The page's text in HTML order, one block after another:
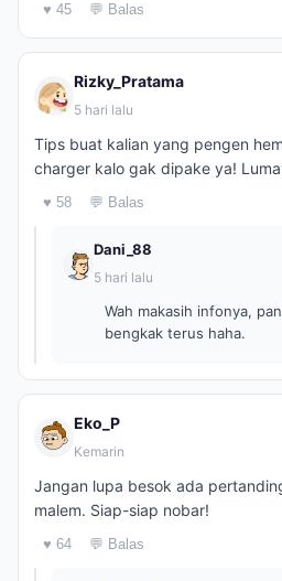
♥ 45 💬 Balas
Rizky_Pratama
5 hari lalu
Tips buat kalian yang pengen
charger kalo gak dipake ya!
♥ 58 💬 Balas
Dani_88
5 hari lalu
Wah makasih infonya,
bengkak terus haha.
Eko_P
Kemarin
Jangan lupa besok ada
malem. Siap-siap nobar!
♥ 64 💬 Balas